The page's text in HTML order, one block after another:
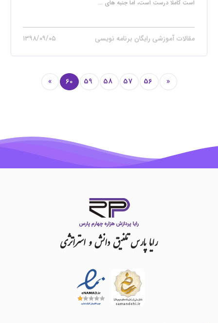
است کاملا درست است، اما جنبه های ...
مقالات آموزشی رایگان برنامه نویسی ۱۳۹۸/۰۹/۰۵
«
56
57
58
59
60
»
رایاپارستلفیقدانشواستراتژی